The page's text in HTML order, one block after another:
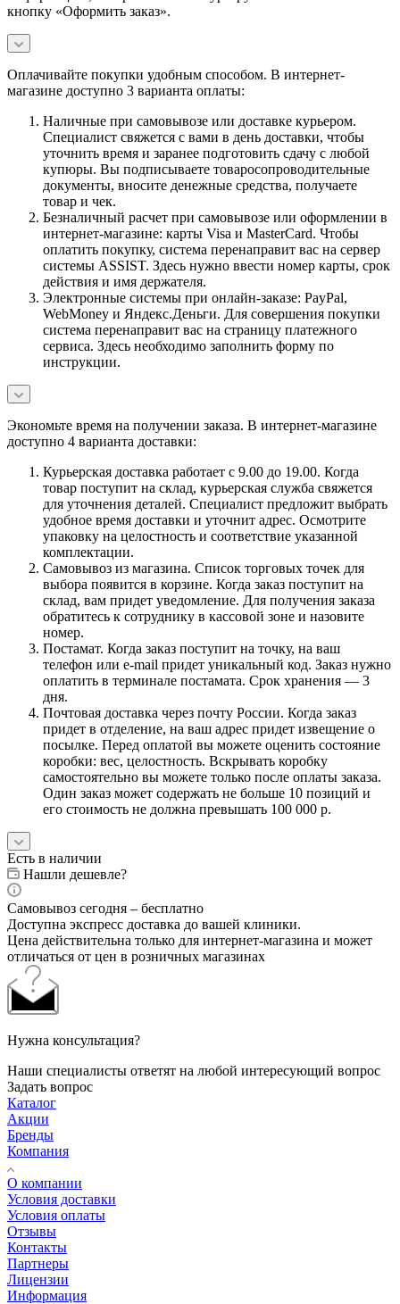
кнопку «Оформить заказ».
Оплачивайте покупки удобным способом. В интернет-
магазине доступно 3 варианта оплаты:
Наличные при самовывозе или доставке курьером.
Специалист свяжется с вами в день доставки, чтобы
уточнить время и заранее подготовить сдачу с любой
купюры. Вы подписываете товаросопроводительные
документы, вносите денежные средства, получаете
товар и чек.
Безналичный расчет при самовывозе или оформлении в
интернет-магазине: карты Visa и MasterCard. Чтобы
оплатить покупку, система перенаправит вас на сервер
системы ASSIST. Здесь нужно ввести номер карты, срок
действия и имя держателя.
Электронные системы при онлайн-заказе: PayPal,
WebMoney и Яндекс.Деньги. Для совершения покупки
система перенаправит вас на страницу платежного
сервиса. Здесь необходимо заполнить форму по
инструкции.
Экономьте время на получении заказа. В интернет-магазине
доступно 4 варианта доставки:
Курьерская доставка работает с 9.00 до 19.00. Когда
товар поступит на склад, курьерская служба свяжется
для уточнения деталей. Специалист предложит выбрать
удобное время доставки и уточнит адрес. Осмотрите
упаковку на целостность и соответствие указанной
комплектации.
Самовывоз из магазина. Список торговых точек для
выбора появится в корзине. Когда заказ поступит на
склад, вам придет уведомление. Для получения заказа
обратитесь к сотруднику в кассовой зоне и назовите
номер.
Постамат. Когда заказ поступит на точку, на ваш
телефон или e-mail придет уникальный код. Заказ нужно
оплатить в терминале постамата. Срок хранения — 3
дня.
Почтовая доставка через почту России. Когда заказ
придет в отделение, на ваш адрес придет извещение о
посылке. Перед оплатой вы можете оценить состояние
коробки: вес, целостность. Вскрывать коробку
самостоятельно вы можете только после оплаты заказа.
Один заказ может содержать не больше 10 позиций и
его стоимость не должна превышать 100 000 р.
Есть в наличии
Нашли дешевле?
Самовывоз сегодня – бесплатно
Доступна экспресс доставка до вашей клиники.
Цена действительна только для интернет-магазина и может
отличаться от цен в розничных магазинах
Нужна консультация?
Наши специалисты ответят на любой интересующий вопрос
Задать вопрос
Каталог
Акции
Бренды
Компания
О компании
Условия доставки
Условия оплаты
Отзывы
Контакты
Партнеры
Лицензии
Информация